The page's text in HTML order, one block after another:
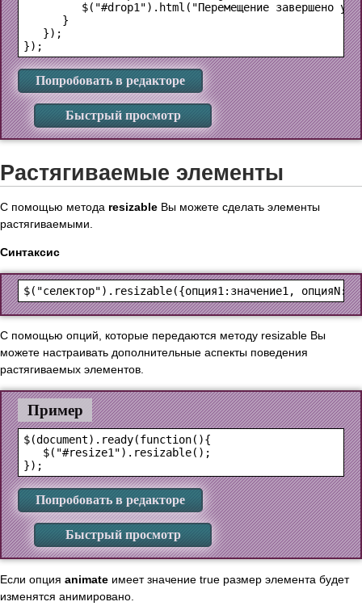
$("#drop1").html("Перемещение завершено
      }
   });
Попробовать в редакторе
Быстрый просмотр
Растягиваемые элементы
С помощью метода resizable Вы можете сделать элементы
растягиваемыми.
Синтаксис
С помощью опций, которые передаются методу resizable Вы
можете настраивать дополнительные аспекты поведения
растягиваемых элементов.
Пример
$(document).ready(function(){
   $("#resize1").resizable();
Попробовать в редакторе
Быстрый просмотр
Если опция animate имеет значение true размер элемента будет
изменятся анимировано.